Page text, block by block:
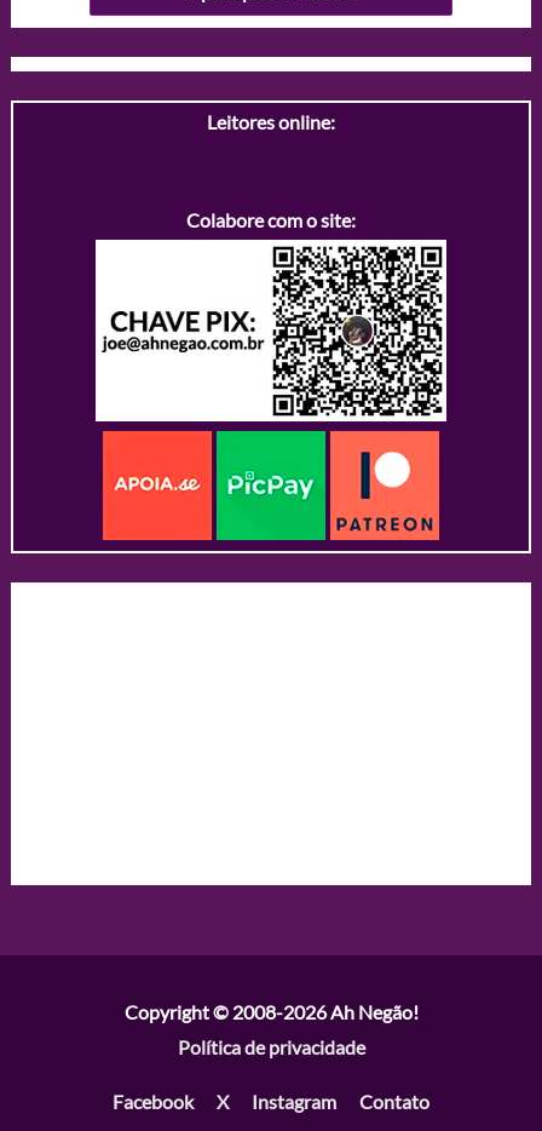
Leitores online:
Colabore com o site:
Copyright © 2008-2026Ah Negão!
Política de privacidade
Facebook X Instagram Contato